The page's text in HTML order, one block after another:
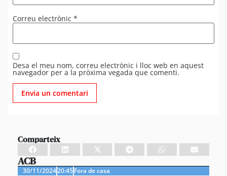
Correu electrònic *
Desa el meu nom, correu electrònic i lloc web en aquest
navegador per a la pròxima vegada que comenti.
Comparteix
ACB
30/11/202420:45Fora de casa